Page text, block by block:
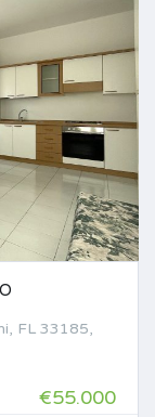
FL 33185,
€55.000